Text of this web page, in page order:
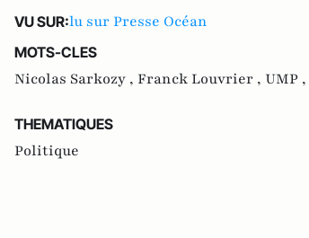
VU SUR:lu sur Presse Océan
MOTS-CLES
Nicolas Sarkozy , Franck Louvrier , UMP ,
THEMATIQUES
Politique